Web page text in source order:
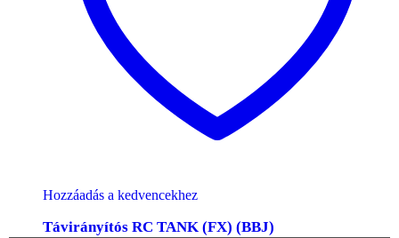
Hozzáadás a kedvencekhez
Távirányítós RC TANK (FX) (BBJ)